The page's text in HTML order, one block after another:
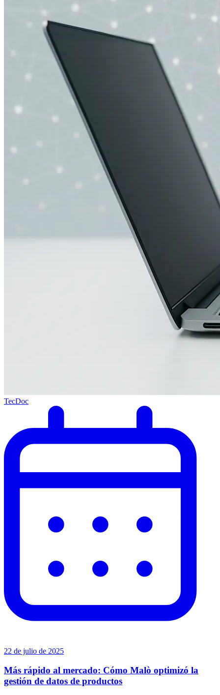
TecDoc
22 de julio de 2025
Más rápido al mercado: Cómo Malò optimizó la
gestión de datos de productos